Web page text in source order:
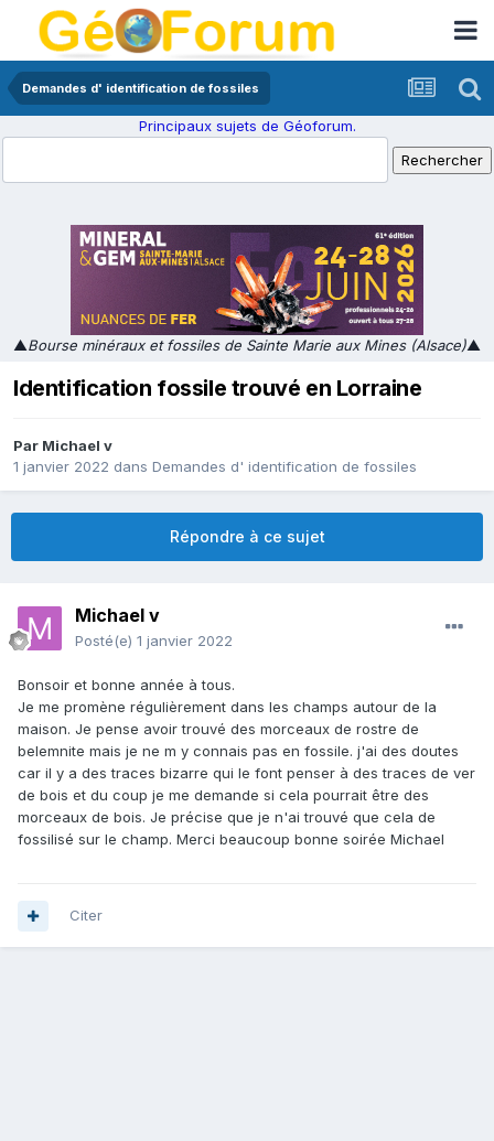
Demandes d' identification de fossiles
Principaux sujets de Géoforum.
▲Bourse minéraux et fossiles de Sainte Marie aux Mines (Alsace)▲
Identification fossile trouvé en Lorraine
Par Michael v
1 janvier 2022 dans Demandes d' identification de fossiles
Répondre à ce sujet
Michael v
Posté(e) 1 janvier 2022
Bonsoir et bonne année à tous.
Je me promène régulièrement dans les champs autour de la
maison. Je pense avoir trouvé des morceaux de rostre de
belemnite mais je ne m y connais pas en fossile. j'ai des doutes
car il y a des traces bizarre qui le font penser à des traces de ver
de bois et du coup je me demande si cela pourrait être des
morceaux de bois. Je précise que je n'ai trouvé que cela de
fossilisé sur le champ. Merci beaucoup bonne soirée Michael
Citer